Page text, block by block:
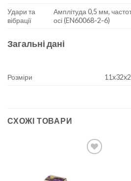
Удари та
вібрації
Амплітуда 0,5 мм,
осі (EN60068-2-6)
Загальні дані
Розміри
СХОЖІ ТОВАРИ